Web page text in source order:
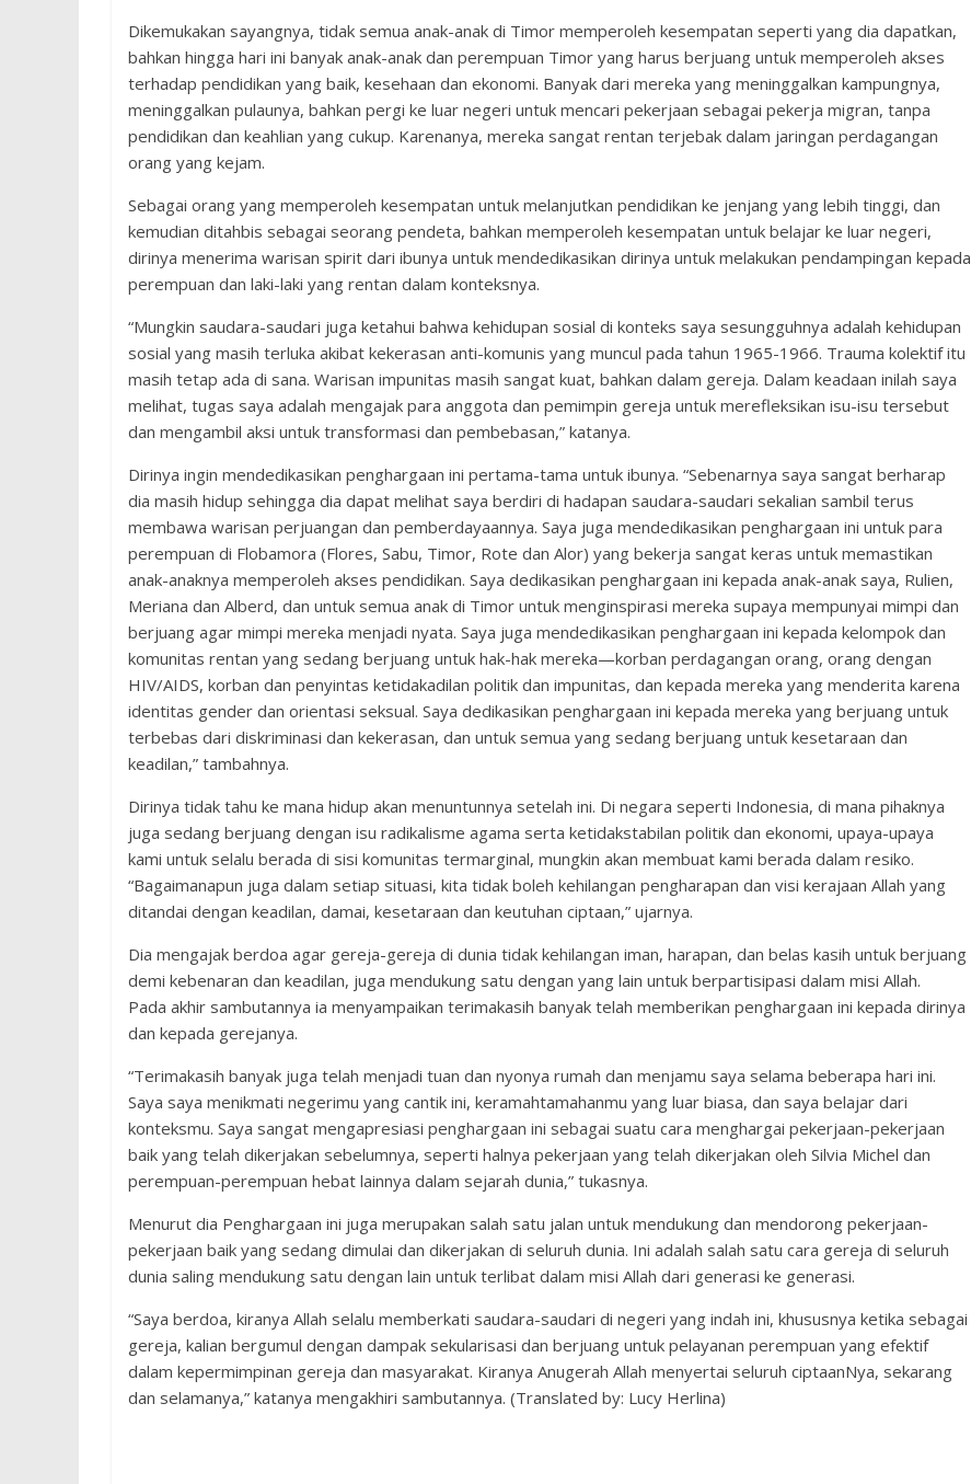
Dikemukakan sayangnya, tidak semua anak-anak di Timor memperoleh kesempatan seperti yang dia dapatkan,
bahkan hingga hari ini banyak anak-anak dan perempuan Timor yang harus berjuang untuk memperoleh akses
terhadap pendidikan yang baik, kesehaan dan ekonomi. Banyak dari mereka yang meninggalkan kampungnya,
meninggalkan pulaunya, bahkan pergi ke luar negeri untuk mencari pekerjaan sebagai pekerja migran, tanpa
pendidikan dan keahlian yang cukup. Karenanya, mereka sangat rentan terjebak dalam jaringan perdagangan
orang yang kejam.
Sebagai orang yang memperoleh kesempatan untuk melanjutkan pendidikan ke jenjang yang lebih tinggi, dan
kemudian ditahbis sebagai seorang pendeta, bahkan memperoleh kesempatan untuk belajar ke luar negeri,
dirinya menerima warisan spirit dari ibunya untuk mendedikasikan dirinya untuk melakukan pendampingan kepada
perempuan dan laki-laki yang rentan dalam konteksnya.
“Mungkin saudara-saudari juga ketahui bahwa kehidupan sosial di konteks saya sesungguhnya adalah kehidupan
sosial yang masih terluka akibat kekerasan anti-komunis yang muncul pada tahun 1965-1966. Trauma kolektif itu
masih tetap ada di sana. Warisan impunitas masih sangat kuat, bahkan dalam gereja. Dalam keadaan inilah saya
melihat, tugas saya adalah mengajak para anggota dan pemimpin gereja untuk merefleksikan isu-isu tersebut
dan mengambil aksi untuk transformasi dan pembebasan,” katanya.
Dirinya ingin mendedikasikan penghargaan ini pertama-tama untuk ibunya. “Sebenarnya saya sangat berharap
dia masih hidup sehingga dia dapat melihat saya berdiri di hadapan saudara-saudari sekalian sambil terus
membawa warisan perjuangan dan pemberdayaannya. Saya juga mendedikasikan penghargaan ini untuk para
perempuan di Flobamora (Flores, Sabu, Timor, Rote dan Alor) yang bekerja sangat keras untuk memastikan
anak-anaknya memperoleh akses pendidikan. Saya dedikasikan penghargaan ini kepada anak-anak saya, Rulien,
Meriana dan Alberd, dan untuk semua anak di Timor untuk menginspirasi mereka supaya mempunyai mimpi dan
berjuang agar mimpi mereka menjadi nyata. Saya juga mendedikasikan penghargaan ini kepada kelompok dan
komunitas rentan yang sedang berjuang untuk hak-hak mereka—korban perdagangan orang, orang dengan
HIV/AIDS, korban dan penyintas ketidakadilan politik dan impunitas, dan kepada mereka yang menderita karena
identitas gender dan orientasi seksual. Saya dedikasikan penghargaan ini kepada mereka yang berjuang untuk
terbebas dari diskriminasi dan kekerasan, dan untuk semua yang sedang berjuang untuk kesetaraan dan
keadilan,” tambahnya.
Dirinya tidak tahu ke mana hidup akan menuntunnya setelah ini. Di negara seperti Indonesia, di mana pihaknya
juga sedang berjuang dengan isu radikalisme agama serta ketidakstabilan politik dan ekonomi, upaya-upaya
kami untuk selalu berada di sisi komunitas termarginal, mungkin akan membuat kami berada dalam resiko.
“Bagaimanapun juga dalam setiap situasi, kita tidak boleh kehilangan pengharapan dan visi kerajaan Allah yang
ditandai dengan keadilan, damai, kesetaraan dan keutuhan ciptaan,” ujarnya.
Dia mengajak berdoa agar gereja-gereja di dunia tidak kehilangan iman, harapan, dan belas kasih untuk berjuang
demi kebenaran dan keadilan, juga mendukung satu dengan yang lain untuk berpartisipasi dalam misi Allah.
Pada akhir sambutannya ia menyampaikan terimakasih banyak telah memberikan penghargaan ini kepada dirinya
dan kepada gerejanya.
“Terimakasih banyak juga telah menjadi tuan dan nyonya rumah dan menjamu saya selama beberapa hari ini.
Saya saya menikmati negerimu yang cantik ini, keramahtamahanmu yang luar biasa, dan saya belajar dari
konteksmu. Saya sangat mengapresiasi penghargaan ini sebagai suatu cara menghargai pekerjaan-pekerjaan
baik yang telah dikerjakan sebelumnya, seperti halnya pekerjaan yang telah dikerjakan oleh Silvia Michel dan
perempuan-perempuan hebat lainnya dalam sejarah dunia,” tukasnya.
Menurut dia Penghargaan ini juga merupakan salah satu jalan untuk mendukung dan mendorong pekerjaan-
pekerjaan baik yang sedang dimulai dan dikerjakan di seluruh dunia. Ini adalah salah satu cara gereja di seluruh
dunia saling mendukung satu dengan lain untuk terlibat dalam misi Allah dari generasi ke generasi.
“Saya berdoa, kiranya Allah selalu memberkati saudara-saudari di negeri yang indah ini, khususnya ketika sebagai
gereja, kalian bergumul dengan dampak sekularisasi dan berjuang untuk pelayanan perempuan yang efektif
dalam kepermimpinan gereja dan masyarakat. Kiranya Anugerah Allah menyertai seluruh ciptaanNya, sekarang
dan selamanya,” katanya mengakhiri sambutannya. (Translated by: Lucy Herlina)